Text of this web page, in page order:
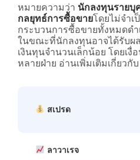
หมายความว่า นักลงทุนรายบุ
กลยุทธ์การซื้อขายโดยไม่จำเ
กระบวนการซื้อขายทั้งหมดด
ในขณะที่นักลงทุนอาจได้รับผ
เงินทุนจำนวนเล็กน้อย โดยเงื่
หลายฝ่าย อ่านเพิ่มเติมเกี่ยวกับ
สเปรด
ลาวาเรจ